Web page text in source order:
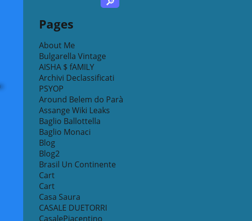
Pages
About Me
Bulgarella Vintage
AISHA $ fAMILY
Archivi Declassificati
PSYOP
Around Belem do Parà
Assange Wiki Leaks
Baglio Ballottella
Baglio Monaci
Blog
Blog2
Brasil Un Continente
Cart
Cart
Casa Saura
CASALE DUETORRI
CasalePiacentino